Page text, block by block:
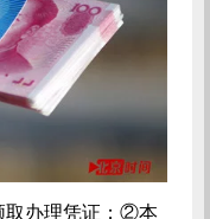
取办理凭证；②本